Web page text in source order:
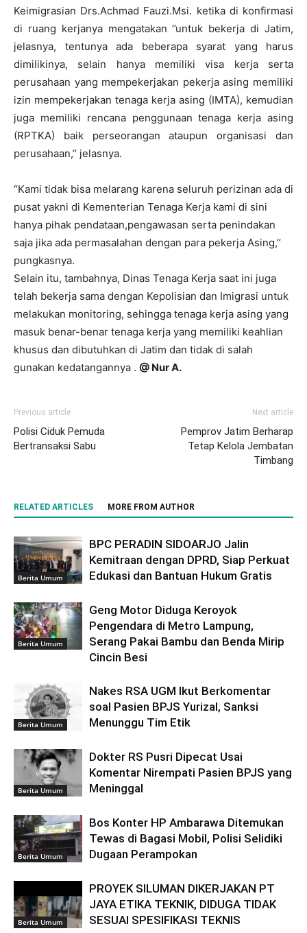
Keimigrasian Drs.Achmad Fauzi.Msi. ketika di konfirmasi
di ruang kerjanya mengatakan ’’untuk bekerja di Jatim,
jelasnya, tentunya ada beberapa syarat yang harus
dimilikinya, selain hanya memiliki visa kerja serta
perusahaan yang mempekerjakan pekerja asing memiliki
izin mempekerjakan tenaga kerja asing (IMTA), kemudian
juga memiliki rencana penggunaan tenaga kerja asing
(RPTKA) baik perseorangan ataupun organisasi dan
perusahaan,’’ jelasnya.
“Kami tidak bisa melarang karena seluruh perizinan ada di
pusat yakni di Kementerian Tenaga Kerja kami di sini
hanya pihak pendataan,pengawasan serta penindakan
saja jika ada permasalahan dengan para pekerja Asing,’’
pungkasnya.
Selain itu, tambahnya, Dinas Tenaga Kerja saat ini juga
telah bekerja sama dengan Kepolisian dan Imigrasi untuk
melakukan monitoring, sehingga tenaga kerja asing yang
masuk benar-benar tenaga kerja yang memiliki keahlian
khusus dan dibutuhkan di Jatim dan tidak di salah
gunakan kedatangannya . @ Nur A.
Previous article
Polisi Ciduk Pemuda
Bertransaksi Sabu
Next article
Pemprov Jatim Berharap
Tetap Kelola Jembatan
Timbang
RELATED ARTICLES MORE FROM AUTHOR
Berita Umum
BPC PERADIN SIDOARJO Jalin
Kemitraan dengan DPRD, Siap Perkuat
Edukasi dan Bantuan Hukum Gratis
Berita Umum
Geng Motor Diduga Keroyok
Pengendara di Metro Lampung,
Serang Pakai Bambu dan Benda Mirip
Cincin Besi
Berita Umum
Nakes RSA UGM Ikut Berkomentar
soal Pasien BPJS Yurizal, Sanksi
Menunggu Tim Etik
Berita Umum
Dokter RS Pusri Dipecat Usai
Komentar Nirempati Pasien BPJS yang
Meninggal
Berita Umum
Bos Konter HP Ambarawa Ditemukan
Tewas di Bagasi Mobil, Polisi Selidiki
Dugaan Perampokan
Berita Umum
PROYEK SILUMAN DIKERJAKAN PT
JAYA ETIKA TEKNIK, DIDUGA TIDAK
SESUAI SPESIFIKASI TEKNIS